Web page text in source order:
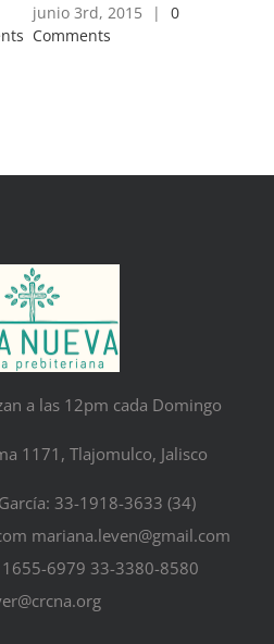
junio 3rd, 2015 |
0
Comments
a las 12pm cada Domingo
1171, Tlajomulco, Jalisco
33-1918-3633 (34)
mariana.leven@gmail.com
6979 33-3380-8580